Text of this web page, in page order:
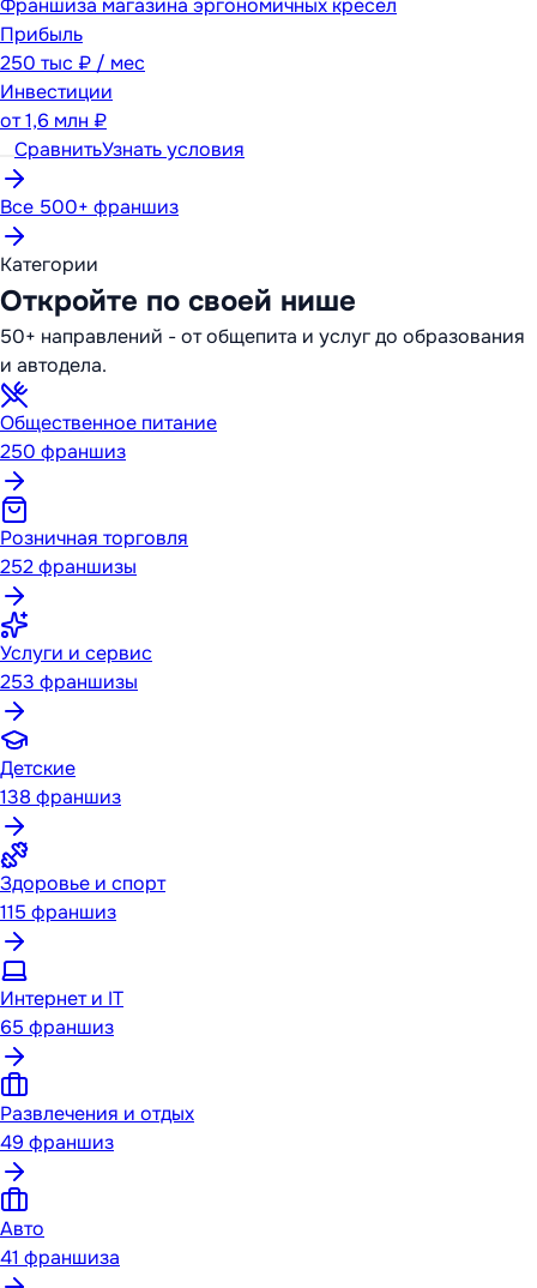
Франшиза магазина эргономичных кресел
Прибыль
250 тыс ₽ / мес
Инвестиции
от1,6 млн ₽
СравнитьУзнать условия
Все 500+ франшиз
Категории
Откройте по своей нише
50+ направлений - от общепита и услуг до образования
и автодела.
Общественное питание
250 франшиз
Розничная торговля
252франшизы
Услуги и сервис
253 франшизы
Детские
138 франшиз
Здоровье и спорт
115 франшиз
Интернет и IT
65 франшиз
Развлечения и отдых
49 франшиз
Авто
41 франшиза